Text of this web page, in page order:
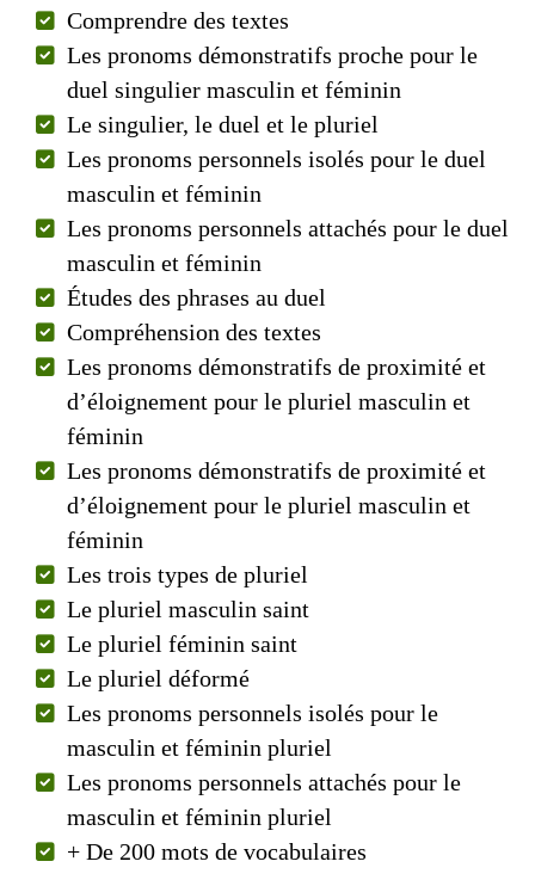
Comprendre des textes
Les pronoms démonstratifs proche pour le
duel singulier masculin et féminin
Le singulier, le duel et le pluriel
Les pronoms personnels isolés pour le duel
masculin et féminin
Les pronoms personnels attachés pour le duel
masculin et féminin
Études des phrases au duel
Compréhension des textes
Les pronoms démonstratifs de proximité et
d’éloignement pour le pluriel masculin et
féminin
Les pronoms démonstratifs de proximité et
d’éloignement pour le pluriel masculin et
féminin
Les trois types de pluriel
Le pluriel masculin saint
Le pluriel féminin saint
Le pluriel déformé
Les pronoms personnels isolés pour le
masculin et féminin pluriel
Les pronoms personnels attachés pour le
masculin et féminin pluriel
+ De 200 mots de vocabulaires